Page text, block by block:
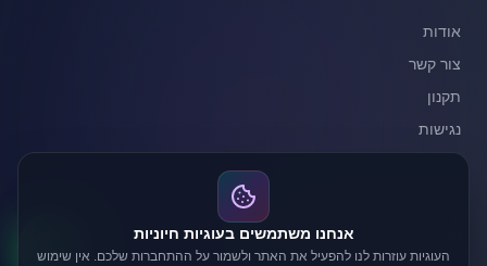
אודות
צור קשר
תקנון
נגישות
פלטפורמת הקישורים המתקדמת והגדולה בישראל
אנחנו משתמשים בעוגיות חיוניות
העוגיות עוזרות לנו להפעיל את האתר ולשמור על ההתחברות שלכם. אין שימוש